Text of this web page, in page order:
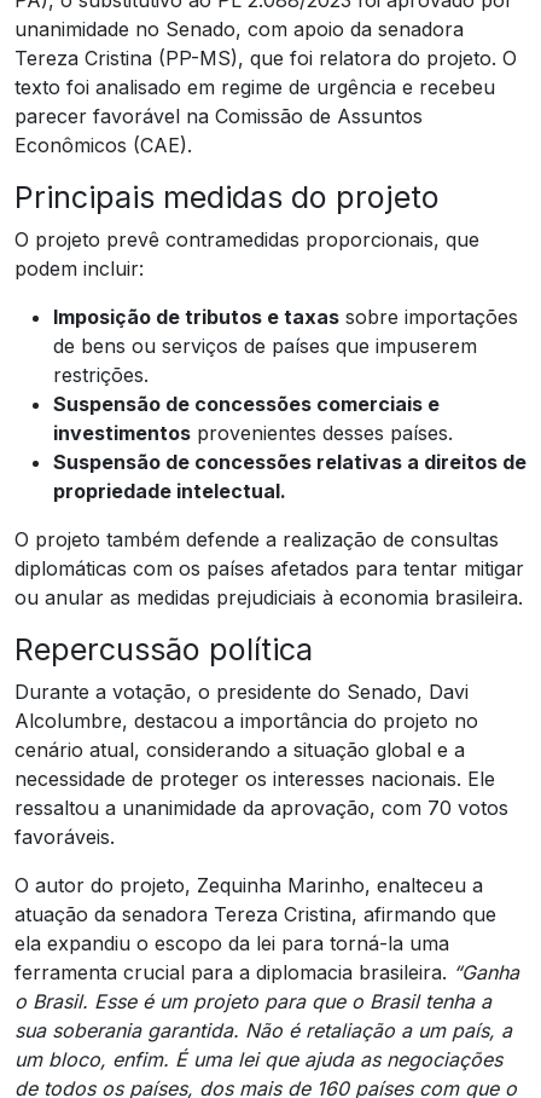
unanimidade no Senado, com apoio da senadora
Tereza Cristina (PP-MS), que foi relatora do projeto. O
texto foi analisado em regime de urgência e recebeu
parecer favorável na Comissão de Assuntos
Econômicos (CAE).
Principais medidas do projeto
O projeto prevê contramedidas proporcionais, que
podem incluir:
Imposição de tributos e taxas sobre importações
de bens ou serviços de países que impuserem
restrições.
Suspensão de concessões comerciais e
investimentos provenientes desses países.
Suspensão de concessões relativas a direitos de
propriedade intelectual.
O projeto também defende a realização de consultas
diplomáticas com os países afetados para tentar mitigar
ou anular as medidas prejudiciais à economia brasileira.
Repercussão política
Durante a votação, o presidente do Senado, Davi
Alcolumbre, destacou a importância do projeto no
cenário atual, considerando a situação global e a
necessidade de proteger os interesses nacionais. Ele
ressaltou a unanimidade da aprovação, com 70 votos
favoráveis.
O autor do projeto, Zequinha Marinho, enalteceu a
atuação da senadora Tereza Cristina, afirmando que
ela expandiu o escopo da lei para torná-la uma
ferramenta crucial para a diplomacia brasileira. “Ganha
o Brasil. Esse é um projeto para que o Brasil tenha a
sua soberania garantida. Não é retaliação a um país, a
um bloco, enfim. É uma lei que ajuda as negociações
de todos os países, dos mais de 160 países com que o